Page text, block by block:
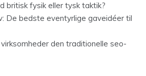
britisk fysik eller tysk taktik?
De bedste eventyrlige gaveidéer til
den traditionelle seo-